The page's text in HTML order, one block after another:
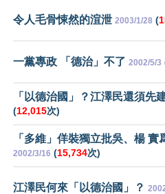
令人毛骨悚然的渲泄 2003/1/28 (
一黨專政 「德治」不了 2002/5/3
「以德治國」？江澤民還須先
(12,015次)
「多維」佯裝獨立批吳、楊 實
2002/3/16 (15,734次)
江澤民何來「以德治國」？